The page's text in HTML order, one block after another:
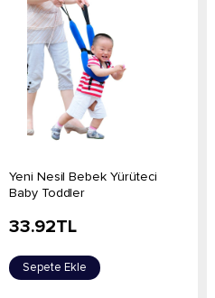
Yeni Nesil Bebek Yürüteci
Baby Toddler
33.92TL
Sepete Ekle